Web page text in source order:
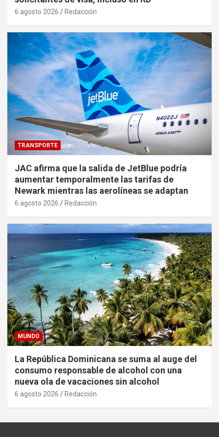
6 agosto 2026 Redacción
TRANSPORTE
JAC afirma que la salida de JetBlue podría
aumentar temporalmente las tarifas de
Newark mientras las aerolíneas se adaptan
6 agosto 2026 Redacción
MUNDO
La República Dominicana se suma al auge del
consumo responsable de alcohol con una
nueva ola de vacaciones sin alcohol
6 agosto 2026 Redacción